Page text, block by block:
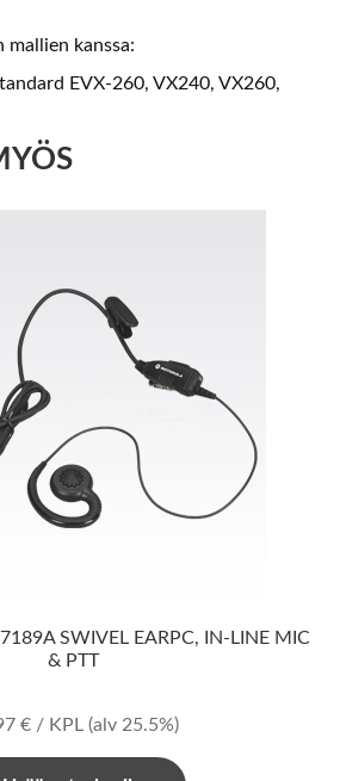
mallien kanssa:
EVX-260, VX240, VX260,
SWIVEL EARPC, IN-LINE MIC
& PTT
€/ KPL (alv 25.5%)